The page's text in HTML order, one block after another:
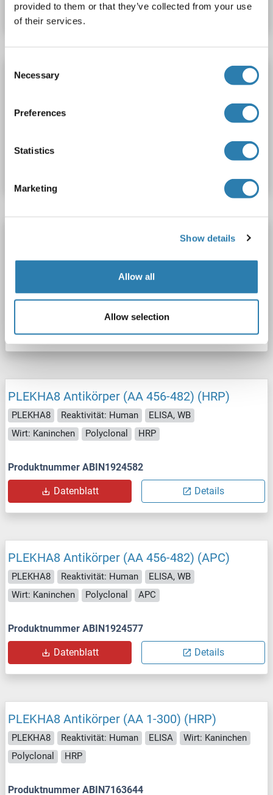
provided to them or that they’ve collected from your use
of their services.
Selection
Necessary
Preferences
Statistics
Marketing
Show details
Allow all
Allow selection
Datenblatt Details
PLEKHA8 Antikörper (AA 456-482) (Biotin)
Wirt: Kaninchen
Produktnummer ABIN1924579
PLEKHA8 Antikörper (AA 456-482) (FITC)
Polyclonal FITC
PLEKHA8 Antikörper (AA 456-482) (HRP)
PLEKHA8 Reaktivität: Human
ELISA, WB
Wirt: Kaninchen
Polyclonal HRP
Produktnummer ABIN1924582
Datenblatt Details
PLEKHA8 Antikörper (AA 456-482) (APC)
PLEKHA8 Reaktivität: Human
ELISA, WB
Wirt: Kaninchen
Polyclonal APC
Produktnummer ABIN1924577
Datenblatt Details
PLEKHA8 Antikörper (AA 1-300) (HRP)
PLEKHA8 Reaktivität: Human ELISA
Wirt: Kaninchen
Polyclonal
HRP
Produktnummer ABIN7163644